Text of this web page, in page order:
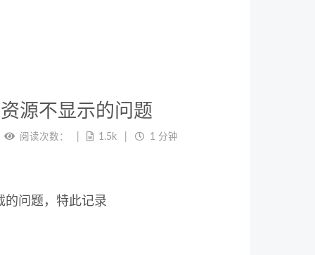
源不显示的问题
阅读次数： 1.5k 1 分钟
的问题，特此记录